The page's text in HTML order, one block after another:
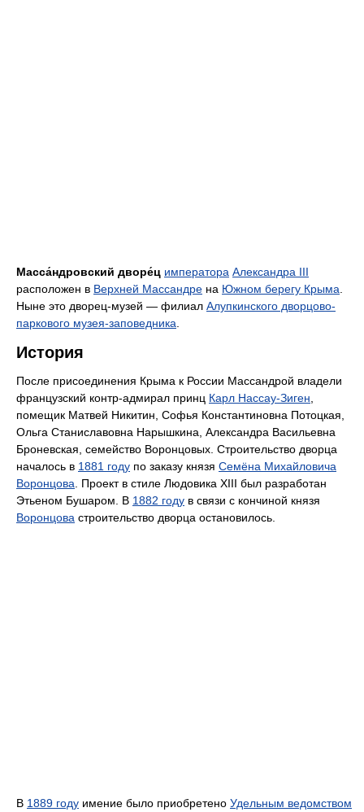
Масса́ндровский дворе́ц императора Александра III
расположен в Верхней Массандре на Южном берегу Крыма
Ныне это дворец-музей — филиал Алупкинского дворцово-
паркового музея-заповедника
История
После присоединения Крыма к России Массандрой владели
французский контр-адмирал принц Карл Нассау-Зиген
помещик Матвей Никитин, Софья Константиновна Потоцкая,
Ольга Станиславовна Нарышкина, Александра Васильевна
Броневская, семейство Воронцовых. Строительство дворца
началось в 1881 году по заказу князя Семёна Михайловича
Воронцова . Проект в стиле Людовика XIII был разработан
Этьеном Бушаром. В 1882 году в связи с кончиной князя
Воронцова строительство дворца остановилось.
В 1889 году имение было приобретено Удельным ведомством